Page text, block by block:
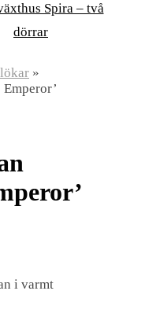
Spira – två
dörrar
»
i varmt